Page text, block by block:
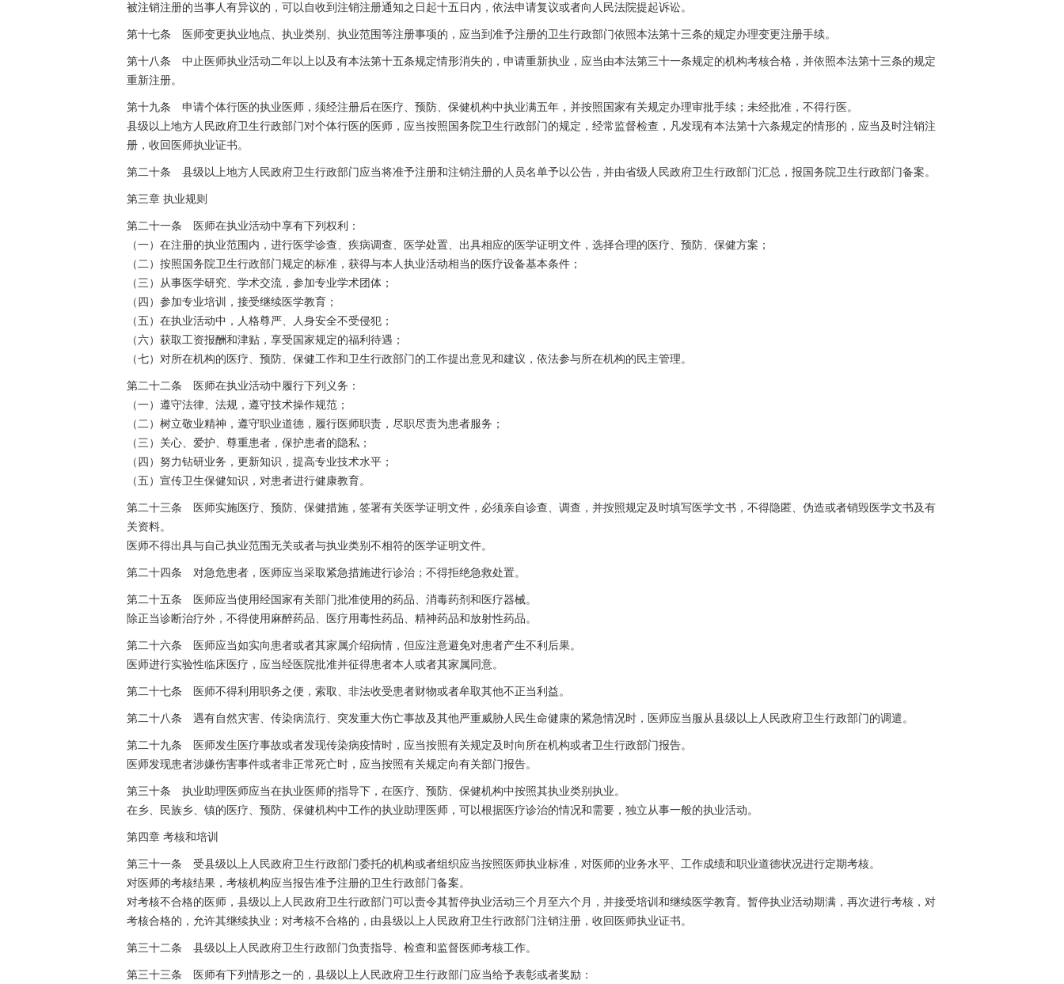
被注销注册的当事人有异议的，可以自收到注销注册通知之日起十五日内，依法申请复议或者向人民法院提起诉讼。
第十七条 医师变更执业地点、执业类别、执业范围等注册事项的，应当到准予注册的卫生行政部门依照本法第十三条的规定办理变更注册手续。
第十八条 中止医师执业活动二年以上以及有本法第十五条规定情形消失的，申请重新执业，应当由本法第三十一条规定的机构考核合格，并依照本法第十三条的规定
重新注册。
第十九条 申请个体行医的执业医师，须经注册后在医疗、预防、保健机构中执业满五年，并按照国家有关规定办理审批手续；未经批准，不得行医。
县级以上地方人民政府卫生行政部门对个体行医的医师，应当按照国务院卫生行政部门的规定，经常监督检查，凡发现有本法第十六条规定的情形的，应当及时注销注
册，收回医师执业证书。
第二十条 县级以上地方人民政府卫生行政部门应当将准予注册和注销注册的人员名单予以公告，并由省级人民政府卫生行政部门汇总，报国务院卫生行政部门备案。
第三章 执业规则
第二十一条 医师在执业活动中享有下列权利：
（一）在注册的执业范围内，进行医学诊查、疾病调查、医学处置、出具相应的医学证明文件，选择合理的医疗、预防、保健方案；
（二）按照国务院卫生行政部门规定的标准，获得与本人执业活动相当的医疗设备基本条件；
（三）从事医学研究、学术交流，参加专业学术团体；
（四）参加专业培训，接受继续医学教育；
（五）在执业活动中，人格尊严、人身安全不受侵犯；
（六）获取工资报酬和津贴，享受国家规定的福利待遇；
（七）对所在机构的医疗、预防、保健工作和卫生行政部门的工作提出意见和建议，依法参与所在机构的民主管理。
第二十二条 医师在执业活动中履行下列义务：
（一）遵守法律、法规，遵守技术操作规范；
（二）树立敬业精神，遵守职业道德，履行医师职责，尽职尽责为患者服务；
（三）关心、爱护、尊重患者，保护患者的隐私；
（四）努力钻研业务，更新知识，提高专业技术水平；
（五）宣传卫生保健知识，对患者进行健康教育。
第二十三条 医师实施医疗、预防、保健措施，签署有关医学证明文件，必须亲自诊查、调查，并按照规定及时填写医学文书，不得隐匿、伪造或者销毁医学文书及有
关资料。
医师不得出具与自己执业范围无关或者与执业类别不相符的医学证明文件。
第二十四条 对急危患者，医师应当采取紧急措施进行诊治；不得拒绝急救处置。
第二十五条 医师应当使用经国家有关部门批准使用的药品、消毒药剂和医疗器械。
除正当诊断治疗外，不得使用麻醉药品、医疗用毒性药品、精神药品和放射性药品。
第二十六条 医师应当如实向患者或者其家属介绍病情，但应注意避免对患者产生不利后果。
医师进行实验性临床医疗，应当经医院批准并征得患者本人或者其家属同意。
第二十七条 医师不得利用职务之便，索取、非法收受患者财物或者牟取其他不正当利益。
第二十八条 遇有自然灾害、传染病流行、突发重大伤亡事故及其他严重威胁人民生命健康的紧急情况时，医师应当服从县级以上人民政府卫生行政部门的调遣。
第二十九条 医师发生医疗事故或者发现传染病疫情时，应当按照有关规定及时向所在机构或者卫生行政部门报告。
医师发现患者涉嫌伤害事件或者非正常死亡时，应当按照有关规定向有关部门报告。
第三十条 执业助理医师应当在执业医师的指导下，在医疗、预防、保健机构中按照其执业类别执业。
在乡、民族乡、镇的医疗、预防、保健机构中工作的执业助理医师，可以根据医疗诊治的情况和需要，独立从事一般的执业活动。
第四章 考核和培训
第三十一条 受县级以上人民政府卫生行政部门委托的机构或者组织应当按照医师执业标准，对医师的业务水平、工作成绩和职业道德状况进行定期考核。
对医师的考核结果，考核机构应当报告准予注册的卫生行政部门备案。
对考核不合格的医师，县级以上人民政府卫生行政部门可以责令其暂停执业活动三个月至六个月，并接受培训和继续医学教育。暂停执业活动期满，再次进行考核，对
考核合格的，允许其继续执业；对考核不合格的，由县级以上人民政府卫生行政部门注销注册，收回医师执业证书。
第三十二条 县级以上人民政府卫生行政部门负责指导、检查和监督医师考核工作。
第三十三条 医师有下列情形之一的，县级以上人民政府卫生行政部门应当给予表彰或者奖励：